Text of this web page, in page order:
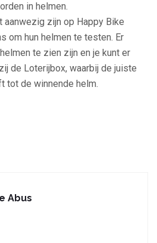
in helmen.
zijn op Happy Bike
om hun helmen te testen. Er
te zien zijn en je kunt er
de Loterijbox, waarbij de juiste
tot de winnende helm.
Abus